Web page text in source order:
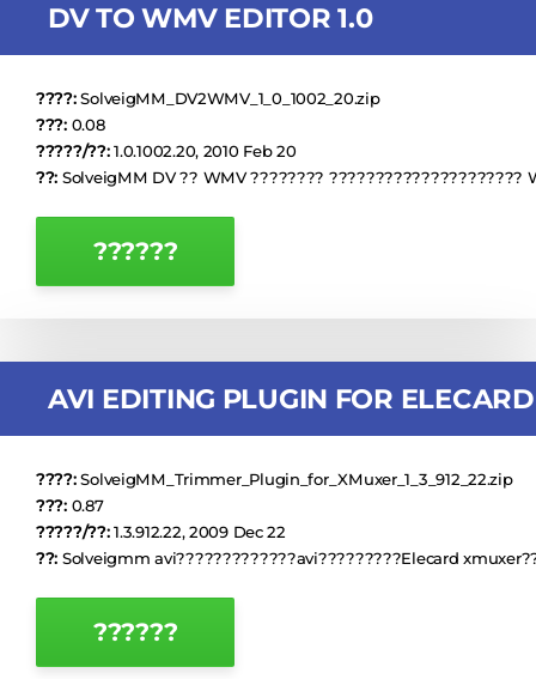
DV TO WMV EDITOR 1.0
????:SolveigMM_DV2WMV_1_0_1002_20.zip
???:0.08
?????/??:1.0.1002.20, 2010 Feb 20
??: SolveigMM DV ?? WMV ???????? ?????????????????????
??????
AVI EDITING PLUGIN FOR
????:SolveigMM_Trimmer_Plugin_for_XMuxer_1_3_912_22.zip
???:0.87
?????/??:1.3.912.22, 2009 Dec 22
??: Solveigmm avi?????????????avi?????????Elecard
??????